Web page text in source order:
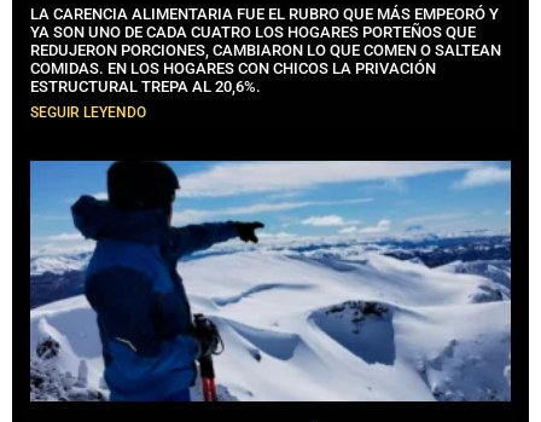
LA CARENCIA ALIMENTARIA FUE EL RUBRO QUE MÁS EMPEORÓ Y
YA SON UNO DE CADA CUATRO LOS HOGARES PORTEÑOS QUE
REDUJERON PORCIONES, CAMBIARON LO QUE COMEN O SALTEAN
COMIDAS. EN LOS HOGARES CON CHICOS LA PRIVACIÓN
ESTRUCTURAL TREPA AL 20,6%.
SEGUIR LEYENDO